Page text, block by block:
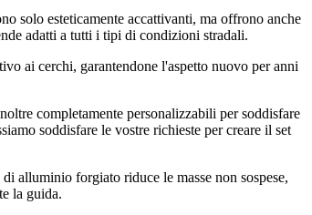
solo esteticamente accattivanti, ma offrono anche
adatti a tutti i tipi di condizioni stradali.
ai cerchi, garantendone l'aspetto nuovo per anni
completamente personalizzabili per soddisfare
soddisfare le vostre richieste per creare il set
alluminio forgiato riduce le masse non sospese,
la guida.